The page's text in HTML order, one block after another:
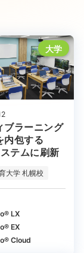
大学
ブラーニング
内包する
テムに刷新
大学 札幌校
LX
EX
Cloud